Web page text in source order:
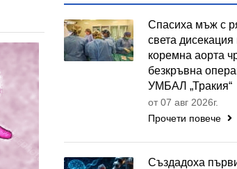
Спасиха мъж с
света дисекация
коремна аорта
безкръвна
УМБАЛ „Тракия“
от 07 авг 2026г.
Прочети повече
Създадоха